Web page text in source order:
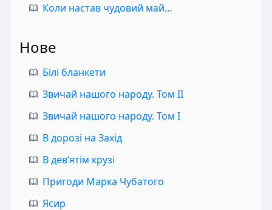
Коли настав чудовий май…
Нове
Білі бланкети
Звичай нашого народу. Том II
Звичай нашого народу. Том I
В дорозі на Захід
В дев’ятім крузі
Пригоди Марка Чубатого
Ясир